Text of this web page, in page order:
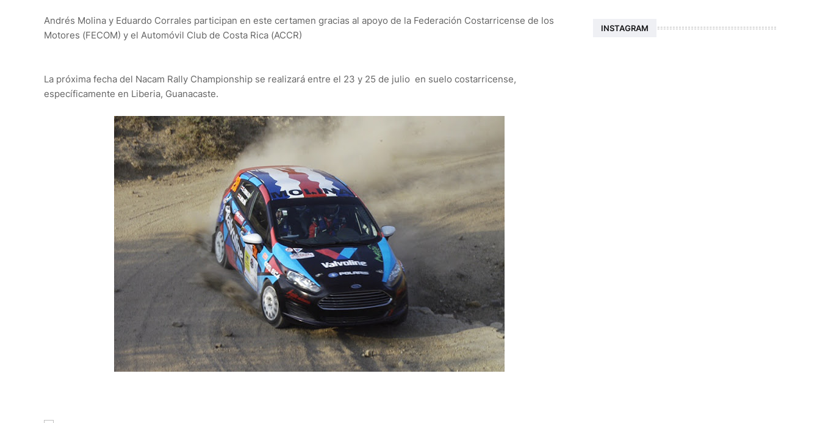
Andrés Molina y Eduardo Corrales participan en este certamen gracias al apoyo de la Federación Costarricense de los
Motores (FECOM) y el Automóvil Club de Costa Rica (ACCR)
La próxima fecha del Nacam Rally Championship se realizará entre el 23 y 25 de julio en suelo costarricense,
específicamente en Liberia, Guanacaste.
INSTAGRAM